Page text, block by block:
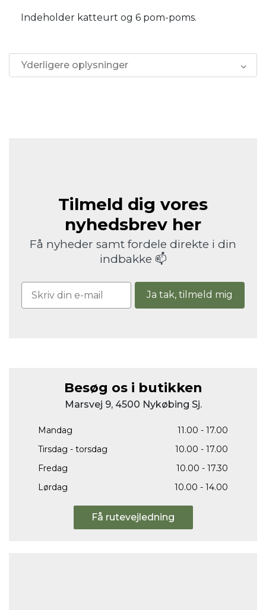
Indeholder katteurt og 6 pom-poms.
Yderligere oplysninger
Tilmeld dig vores
nyhedsbrev her
Få nyheder samt fordele direkte i din
indbakke 📫
Ja tak, tilmeld mig
Besøg os i butikken
Marsvej 9, 4500 Nykøbing Sj.
Mandag
11.00 - 17.00
Tirsdag - torsdag
10.00 - 17.00
Fredag
10.00 - 17.30
Lørdag
10.00 - 14.00
Få rutevejledning